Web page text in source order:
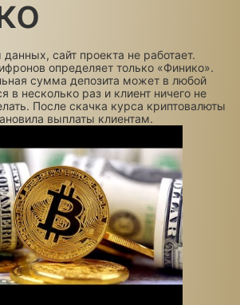
сайт проекта не работает.
определяет только «Финико».
сумма депозита может в любой
в несколько раз и клиент ничего не
После скачка курса криптовалюты
выплаты клиентам.